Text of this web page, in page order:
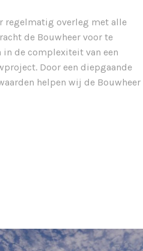
regelmatig overleg met alle
de Bouwheer voor te
in de complexiteit van een
Door een diepgaande
helpen wij de Bouwheer